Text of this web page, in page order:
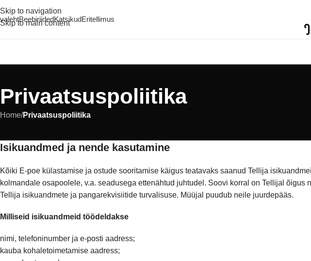
Skip to navigation
Skip to main content
BeebiriidedKatsikudEritellimus
Privaatsuspoliitika
Home/Privaatsuspoliitika
Isikuandmed ja nende kasutamine
Kõiki E-poe külastamise ja ostude sooritamise käigus teatavaks saanud Tellija
kolmandale osapoolele, v.a. seadusega ettenähtud juhtudel. Soovi korral on Tellijal
Tellija isikuandmete ja pangarekvisiitide turvalisuse. Müüjal puudub neile juurdepääs.
Milliseid isikuandmeid töödeldakse
nimi, telefoninumber ja e-posti aadress;
kauba kohaletoimetamise aadress;